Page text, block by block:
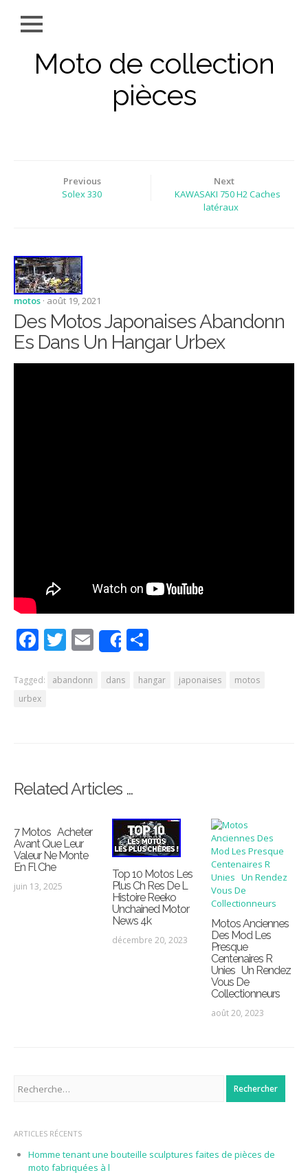
Moto de collection
pièces
Previous
Solex 330
Next
KAWASAKI 750 H2 Caches
latéraux
motos · août 19, 2021
Des Motos Japonaises Abandonn
Es Dans Un Hangar Urbex
Facebook
Twitter
Email
SharePartager
Tagged: abandonn dans hangar japonaises
motos
urbex
Related Articles …
7 Motos Acheter
Avant Que Leur
Valeur Ne Monte
En Fl Che
juin 13, 2025
Top 10 Motos Les
Plus Ch Res De L
Histoire Reeko
Unchained Motor
News 4k
décembre 20, 2023
Motos Anciennes
Des Mod Les
Presque
Centenaires R
Unies Un Rendez
Vous De
Collectionneurs
août 20, 2023
ARTICLES RÉCENTS
Homme tenant une bouteille sculptures faites de pièces de
moto fabriquées à l